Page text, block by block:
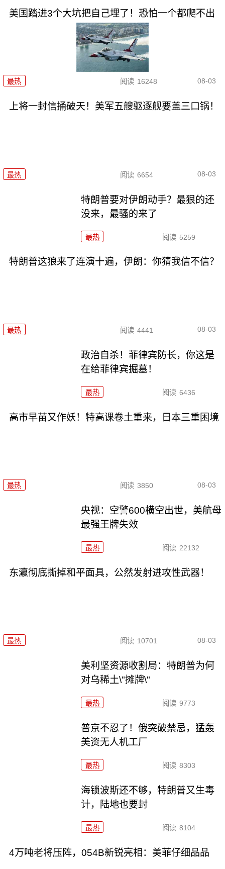
美国踏进3个大坑把自己埋了！恐怕一个都爬不出
最热 阅读 16248 08-03
上将一封信捅破天！美军五艘驱逐舰要盖三口锅！
最热 阅读 6654 08-03
特朗普要对伊朗动手？最狠的还
没来，最骚的来了
最热 阅读 5259
特朗普这狼来了连演十遍，伊朗：你猜我信不信？
最热 阅读 4441 08-03
政治自杀！菲律宾防长，你这是
在给菲律宾掘墓！
最热 阅读 6436
高市早苗又作妖！特高课卷土重来，日本三重困境
最热 阅读 3850 08-03
央视：空警600横空出世，美航母
最强王牌失效
最热 阅读 22132
东瀛彻底撕掉和平面具，公然发射进攻性武器！
最热 阅读 10701 08-03
美利坚资源收割局：特朗普为何
对乌稀土\"摊牌\"
最热 阅读 9773
普京不忍了！俄突破禁忌，猛轰
美资无人机工厂
最热 阅读 8303
海锁波斯还不够，特朗普又生毒
计，陆地也要封
最热 阅读 8104
4万吨老将压阵，054B新锐亮相：美菲仔细品品